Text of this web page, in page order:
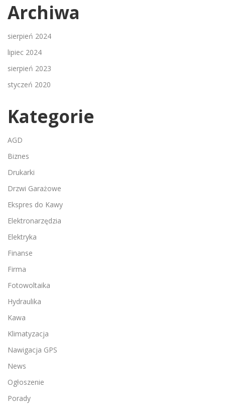
Archiwa
sierpień 2024
lipiec 2024
sierpień 2023
styczeń 2020
Kategorie
AGD
Biznes
Drukarki
Drzwi Garażowe
Ekspres do Kawy
Elektronarzędzia
Elektryka
Finanse
Firma
Fotowoltaika
Hydraulika
Kawa
Klimatyzacja
Nawigacja GPS
News
Ogłoszenie
Porady